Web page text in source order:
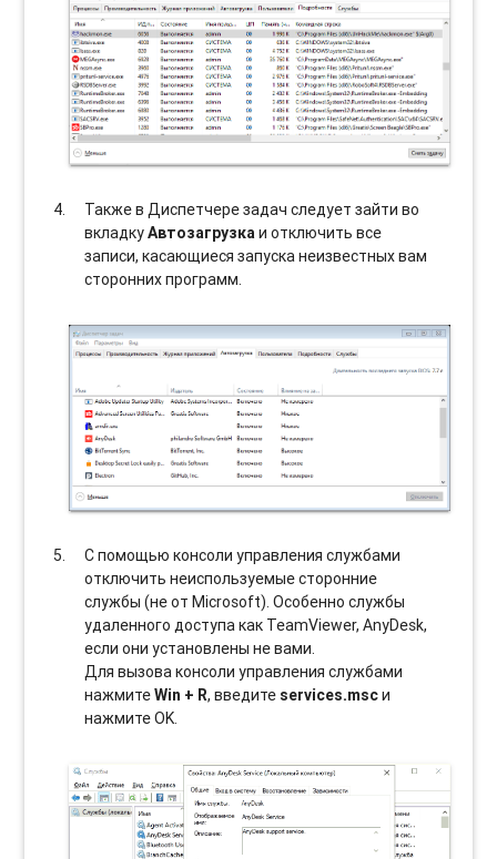
Также в Диспетчере задач следует зайти во
вкладкуАвтозагрузкаи отключить все
записи, касающиеся запуска неизвестных вам
сторонних программ.
С помощью консоли управления службами
отключить неиспользуемые сторонние
службы (не от Microsoft). Особенно службы
удаленного доступа как TeamViewer, AnyDesk,
если они установлены не вами.
Для вызова консоли управления службами
нажмитеWin + R, введите services.mscи
нажмите OK.